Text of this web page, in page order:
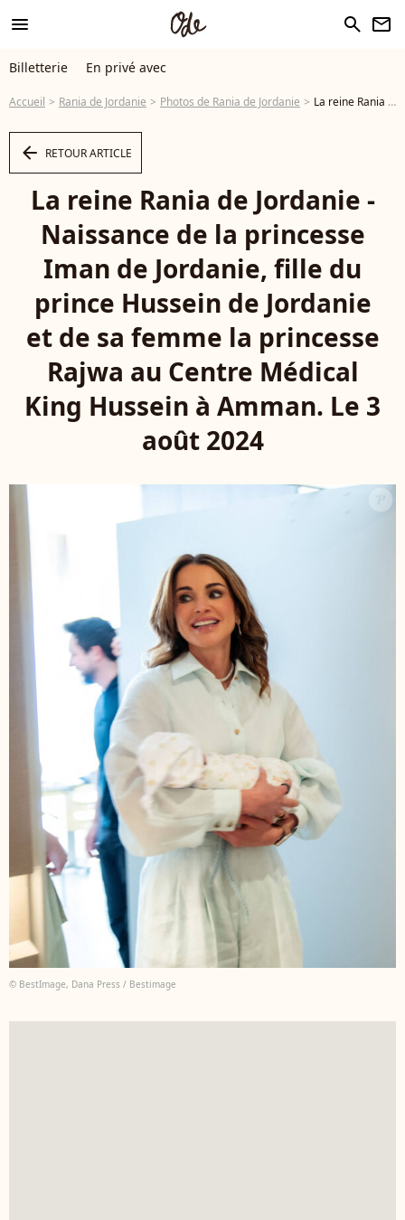
menu search newsletter
Billetterie En privé avec
Accueil Rania de Jordanie Photos de Rania de Jordanie La reine Rania de Jordanie - Naissance de la princesse Iman de Jordanie, fille du prince Hussein de Jordanie et de sa femme la princesse Rajwa au Centre Médical King Hussein à Amman. Le 3 août 2024 - Photo
arrow_left RETOUR ARTICLE
La reine Rania de Jordanie -
Naissance de la princesse
Iman de Jordanie, fille du
prince Hussein de Jordanie
et de sa femme la princesse
Rajwa au Centre Médical
King Hussein à Amman. Le 3
août 2024
© BestImage, Dana Press / Bestimage